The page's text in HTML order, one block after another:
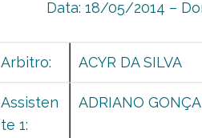
Data: 18/05/2014 –
Arbitro: ACYR DA SILVA
Assisten
te 1:
ADRIANO